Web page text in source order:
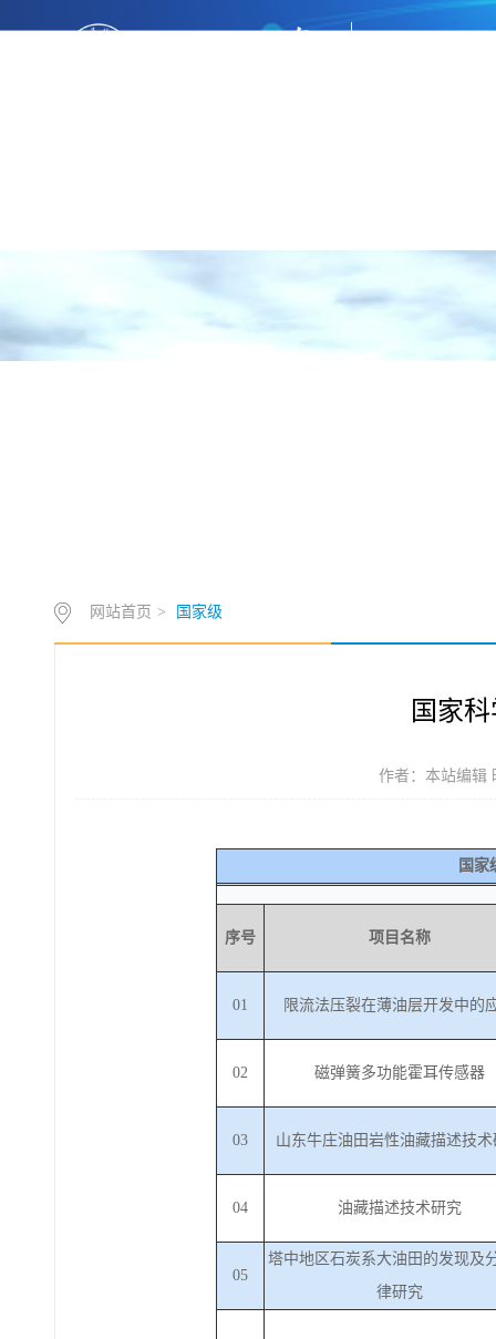
网站首页 > 国家级
国家
作者：本站编辑
国家
序号 项目名称
01 限流法压裂在薄油层开发中的
02 磁弹簧多功能霍耳传感器
03 山东牛庄油田岩性油藏描述技
04 油藏描述技术研究
05
塔中地区石炭系大油田的发现及
律研究